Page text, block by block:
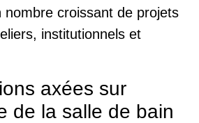
nombre croissant de projets
institutionnels et
axées sur
de la salle de bain